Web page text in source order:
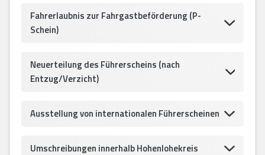
Fahrerlaubnis zur Fahrgastbeförderung (P-
Schein)
Neuerteilung des Führerscheins (nach
Entzug/Verzicht)
Ausstellung von internationalen Führerscheinen
Umschreibungen innerhalb Hohenlohekreis